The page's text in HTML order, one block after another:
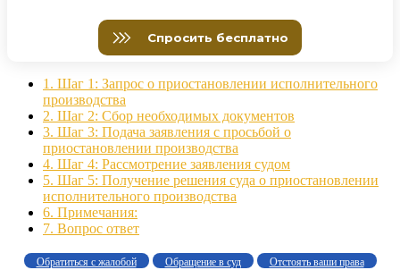
1. Шаг 1: Запрос о приостановлении исполнительного
производства
2. Шаг 2: Сбор необходимых документов
3. Шаг 3: Подача заявления с просьбой о
приостановлении производства
4. Шаг 4: Рассмотрение заявления судом
5. Шаг 5: Получение решения суда о приостановлении
исполнительного производства
6. Примечания:
7. Вопрос ответ
Обратиться с жалобой Обращение в суд
Отстоять ваши права